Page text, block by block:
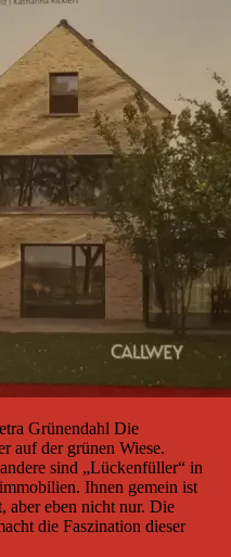
Grünendahl Die
auf der grünen Wiese.
sind „Lückenfüller“ in
Ihnen gemein ist
aber eben nicht nur. Die
die Faszination dieser